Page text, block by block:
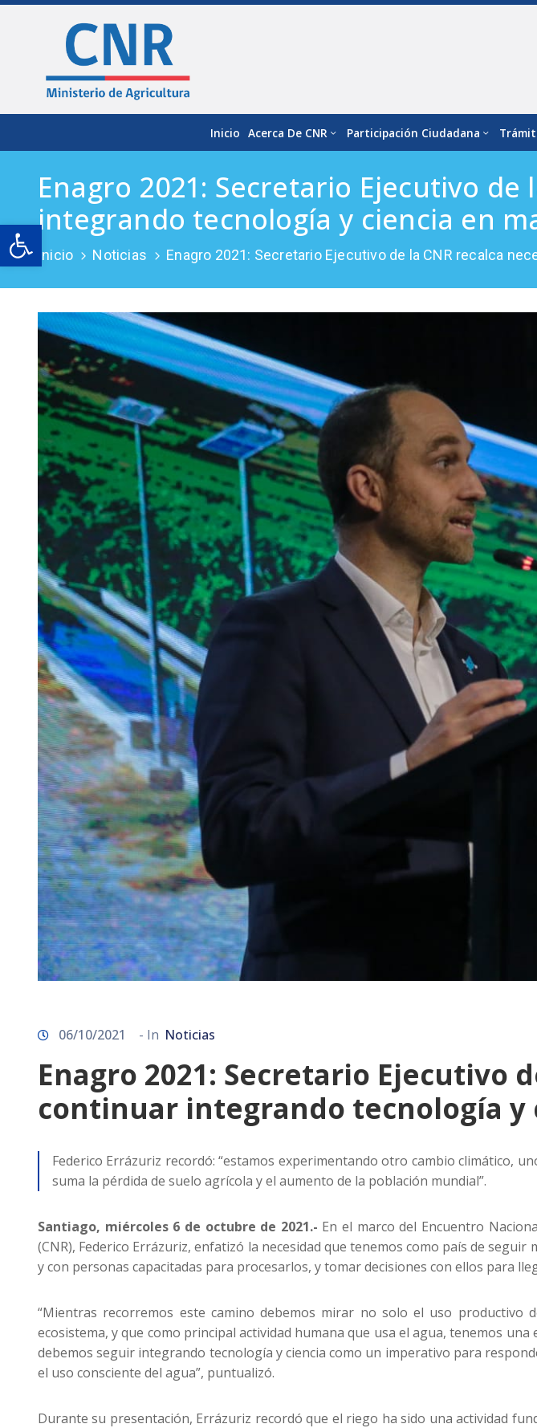
Open toolbar
Inicio Acerca De CNR Participación Ciudadana
Enagro 2021: Secretario Ejecutivo
integrando tecnología y ciencia en
Inicio Noticias Enagro 2021: Secretario Ejecutivo de la CNR recalca
06/10/2021 - In Noticias
Enagro 2021: Secretario Ejecutivo
continuar integrando tecnología y
Federico Errázuriz recordó: “estamos experimentando otro cambio climático,
suma la pérdida de suelo agrícola y el aumento de la población mundial”.
Santiago, miércoles 6 de octubre de 2021.- En el marco del Encuentro
(CNR), Federico Errázuriz, enfatizó la necesidad que tenemos como país de
y con personas capacitadas para procesarlos, y tomar decisiones con ellos para
“Mientras recorremos este camino debemos mirar no solo el uso productivo
ecosistema, y que como principal actividad humana que usa el agua, tenemos
debemos seguir integrando tecnología y ciencia como un imperativo para
el uso consciente del agua”, puntualizó.
Durante su presentación, Errázuriz recordó que el riego ha sido una actividad